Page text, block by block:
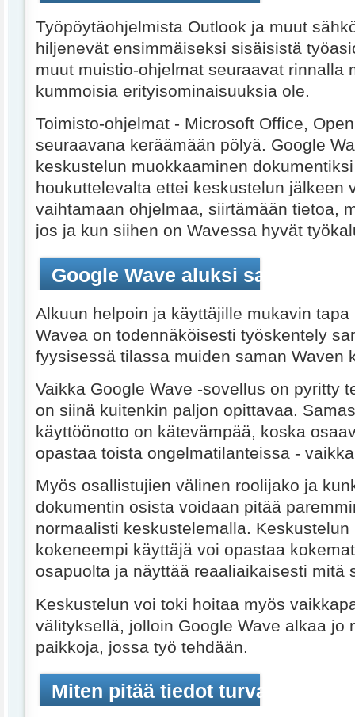
Työpöytäohjelmista Outlook ja muut
hiljenevät ensimmäiseksi sisäisistä
muut muistio-ohjelmat seuraavat rinnalla
kummoisia erityisominaisuuksia ole.
Toimisto-ohjelmat - Microsoft Office,
seuraavana keräämään pölyä. Google
keskustelun muokkaaminen
houkuttelevalta ettei keskustelun jälkeen
vaihtamaan ohjelmaa, siirtämään tietoa,
jos ja kun siihen on Wavessa hyvät
Google Wave aluksi samassa
Alkuun helpoin ja käyttäjille mukavin tapa
Wavea on todennäköisesti työskentely
fyysisessä tilassa muiden saman Waven
Vaikka Google Wave -sovellus on pyritty
on siinä kuitenkin paljon opittavaa.
käyttöönotto on kätevämpää, koska
opastaa toista ongelmatilanteissa -
Myös osallistujien välinen roolijako ja
dokumentin osista voidaan pitää
normaalisti keskustelemalla. Keskustelun
kokeneempi käyttäjä voi opastaa
osapuolta ja näyttää reaaliaikaisesti mitä
Keskustelun voi toki hoitaa myös
välityksellä, jolloin Google Wave alkaa jo
paikkoja, jossa työ tehdään.
Miten pitää tiedot turvassa